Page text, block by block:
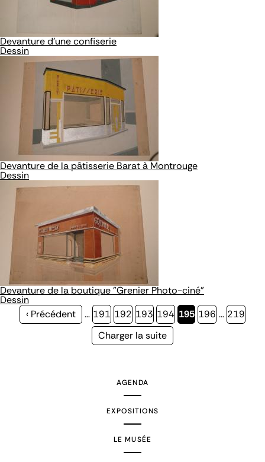
Devanture d'une confiserie
Dessin
Devanture de la pâtisserie Barat à Montrouge
Dessin
Devanture de la boutique "Grenier Photo-ciné"
Dessin
Page
‹ Précédent … Page
191 Page
192 Page
193 Page
194 Page
195 Page
196 … Page
219
Page
Charger la suite
AGENDA
EXPOSITIONS
LE MUSÉE